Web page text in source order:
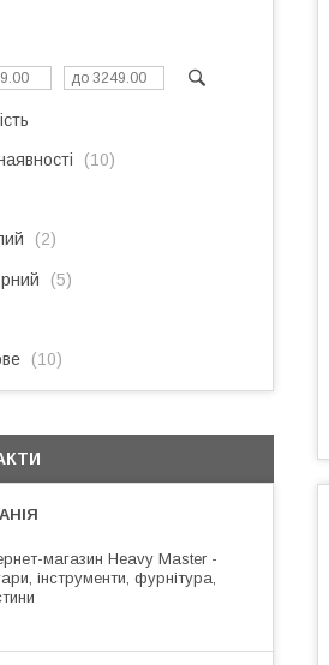
10
2
5
10
магазин Heavy Master -
інструменти, фурнітура,